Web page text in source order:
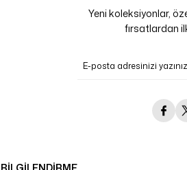
Yeni koleksiyonlar,
fırsatlardan